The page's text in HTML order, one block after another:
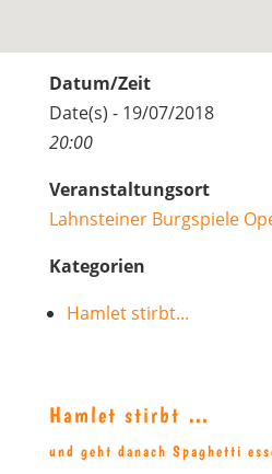
Datum/Zeit
Date(s) - 19/07/2018
20:00
Veranstaltungsort
Lahnsteiner Burgspiele
Kategorien
Hamlet stirbt...
Hamlet stirbt …
und geht danach Spaghetti